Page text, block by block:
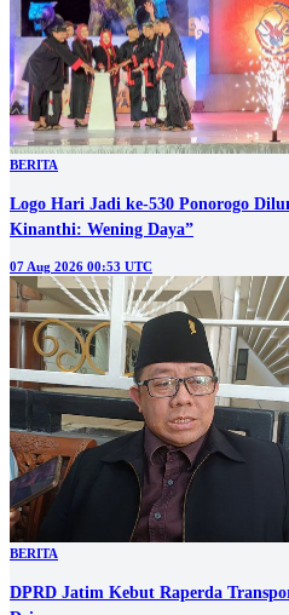
BERITA
Logo Hari Jadi ke-530 Ponorogo
Kinanthi: Wening Daya”
07 Aug 2026 00:53 UTC
BERITA
DPRD Jatim Kebut Raperda